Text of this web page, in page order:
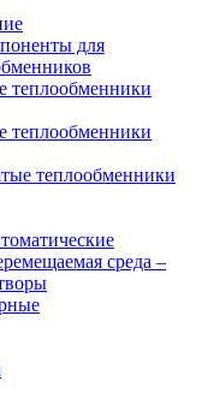
для
теплообменники
теплообменники
теплообменники
среда –